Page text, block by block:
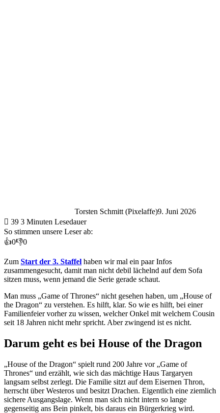
Torsten Schmitt (Pixelaffe)9. Juni 2026
39 3 Minuten Lesedauer
So stimmen unsere Leser ab:
👍0👎0
Zum Start der 3. Staffel haben wir mal ein paar Infos
zusammengesucht, damit man nicht debil lächelnd auf dem Sofa
sitzen muss, wenn jemand die Serie gerade schaut.
Man muss „Game of Thrones“ nicht gesehen haben, um „House of
the Dragon“ zu verstehen. Es hilft, klar. So wie es hilft, bei einer
Familienfeier vorher zu wissen, welcher Onkel mit welchem Cousin
seit 18 Jahren nicht mehr spricht. Aber zwingend ist es nicht.
Darum geht es bei House of the Dragon
„House of the Dragon“ spielt rund 200 Jahre vor „Game of
Thrones“ und erzählt, wie sich das mächtige Haus Targaryen
langsam selbst zerlegt. Die Familie sitzt auf dem Eisernen Thron,
herrscht über Westeros und besitzt Drachen. Eigentlich eine ziemlich
sichere Ausgangslage. Wenn man sich nicht intern so lange
gegenseitig ans Bein pinkelt, bis daraus ein Bürgerkrieg wird.